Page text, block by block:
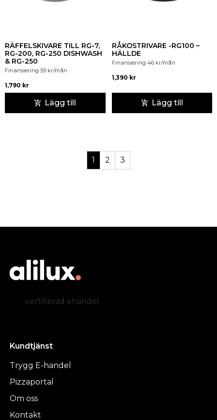
RÄFFELSKIVARE TILL RG-7,
RG-200, RG-250 DISHWASH
& RG-250
Finansiering 59 kr/mån
1,790 kr
Lägg till
RÅKOSTRIVARE -RG100 –
HÄLLDE
Finansiering 46 kr/mån
1,390 kr
Lägg till
1 2 3
certifierad ehandel
Kundtjänst
Trygg E-handel
Pizzaportal
Om oss
Kontakt